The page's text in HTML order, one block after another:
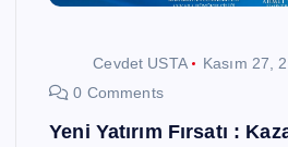
Cevdet USTA
Kasım 27,
0 Comments
Yeni Yatırım Fırsatı :